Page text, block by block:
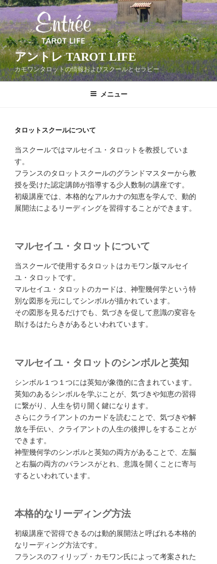
コ
ン
テ
ン
ツ
へ
ス
アントレ TAROT LIFE
カモワンタロットの情報およびスクールとセラピー
メニュー
タロットスクールについて
当スクールではマルセイユ・タロットを教授していま
す。
フランスのタロットスクールのグランドマスターから教
授を受けた認定講師が指導する少人数制の講座です。
初級講座では、本格的なアルカナの知恵を学んで、動的
展開法によるリーディングを習得することができます。
マルセイユ・タロットについて
当スクールで使用するタロットはカモワン版マルセイ
ユ・タロットです。
マルセイユ・タロットのカードは、神聖幾何学という特
別な図形を元にしてシンボルが描かれています。
その図形を見るだけでも、気づきを促して意識の変容を
助けるはたらきがあるといわれています。
マルセイユ・タロットのシンボルと英知
シンボル１つ１つには英知が象徴的に含まれています。
英知のあるシンボルを学ぶことが、気づきや知恵の習得
に繋がり、人生を切り開く鍵になります。
さらにクライアントのカードを読むことで、気づきや解
放を手伝い、クライアントの人生の後押しをすることが
できます。
神聖幾何学のシンボルと英知の両方があることで、左脳
と右脳の両方のバランスがとれ、意識を開くことに寄与
するといわれています。
本格的なリーディング方法
初級講座で習得できるのは動的展開法と呼ばれる本格的
なリーディング方法です。
フランスのフィリップ・カモワン氏によって考案された